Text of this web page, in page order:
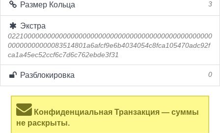
Размер Кольца 3
Экстра
0221000000000000000000000000000000000000000000000000
00000000000083514801a6afcf9e6b4034054c8fca105470adc92f
ca1a45ec52ccf6c7d6c762ebde3f31
Разблокировка 0
Конфиденциальная Транзакция — суммы
не раскрыты.